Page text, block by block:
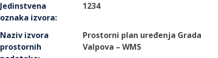
Jedinstvena
oznaka izvora:
1234
Naziv izvora
prostornih
Prostorni plan uređenja Grada
Valpova – WMS